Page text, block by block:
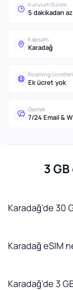
Kurulum Süresi
5 dakikadan az
Kapsam
Karadağ
Roaming Ücretleri
Ek ücret yok
Destek
7/24 Email &
3
Karadağ'de 30
Karadağ eSIM
Karadağ'de 3